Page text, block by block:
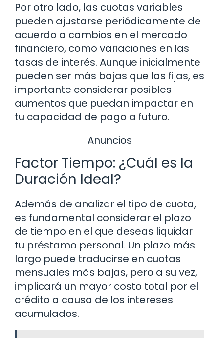
Por otro lado, las cuotas variables
pueden ajustarse periódicamente de
acuerdo a cambios en el mercado
financiero, como variaciones en las
tasas de interés. Aunque inicialmente
pueden ser más bajas que las fijas, es
importante considerar posibles
aumentos que puedan impactar en
tu capacidad de pago a futuro.
Anuncios
Factor Tiempo: ¿Cuál es la
Duración Ideal?
Además de analizar el tipo de cuota,
es fundamental considerar el plazo
de tiempo en el que deseas liquidar
tu préstamo personal. Un plazo más
largo puede traducirse en cuotas
mensuales más bajas, pero a su vez,
implicará un mayor costo total por el
crédito a causa de los intereses
acumulados.